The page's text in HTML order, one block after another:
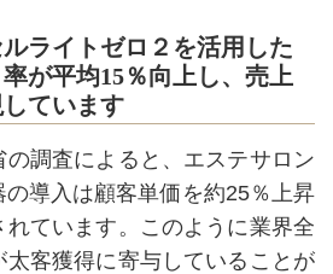
ライトゼロ２を活用した
が平均15％向上し、売上
ています
の調査によると、エステサロン
導入は顧客単価を約25％上昇
れています。このように業界全
客獲得に寄与していることが